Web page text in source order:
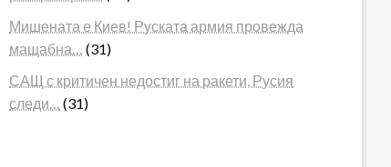
Мишената е Киев! Руската армия провежда
мащабна…
(31)
САЩ с критичен недостиг на ракети, Русия
следи…
(31)